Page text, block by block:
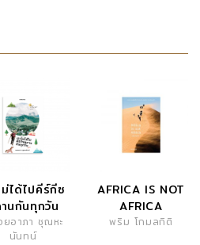
ม่ได้ไปคีร์กีซ
นกันทุกวัน
อาภา ชุณหะ
นันทน์
AFRICA IS NOT
AFRICA
พริม โกมลกิติ